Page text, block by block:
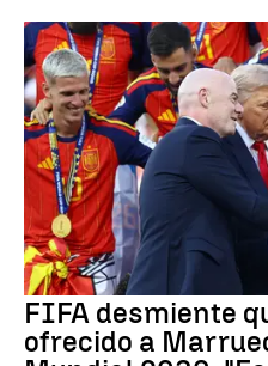
FIFA desmiente
ofrecido a